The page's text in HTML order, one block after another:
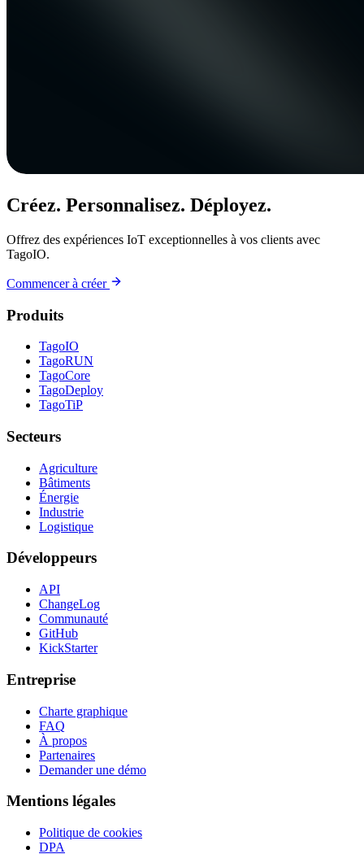
Créez. Personnalisez. Déployez.
Offrez des expériences IoT exceptionnelles à vos clients avec
TagoIO.
Commencer à créer
Produits
TagoIO
TagoRUN
TagoCore
TagoDeploy
TagoTiP
Secteurs
Agriculture
Bâtiments
Énergie
Industrie
Logistique
Développeurs
API
ChangeLog
Communauté
GitHub
KickStarter
Entreprise
Charte graphique
FAQ
À propos
Partenaires
Demander une démo
Mentions légales
Politique de cookies
DPA